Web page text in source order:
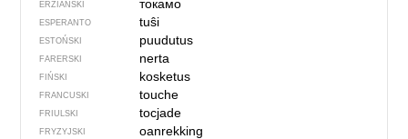
ERZIAŃSKI токамо
ESPERANTO tuŝi
ESTOŃSKI puudutus
FARERSKI nerta
FIŃSKI kosketus
FRANCUSKI touche
FRIULSKI tocjade
FRYZYJSKI oanrekking